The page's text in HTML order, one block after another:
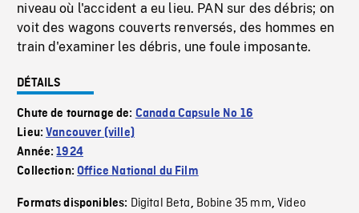
niveau où l'accident a eu lieu. PAN sur des débris; on
voit des wagons couverts renversés, des hommes en
train d'examiner les débris, une foule imposante.
DÉTAILS
Chute de tournage de: Canada Capsule No 16
Lieu:Vancouver (ville)
Année:1924
Collection:Office National du Film
Formats disponibles: Digital Beta, Bobine 35 mm,Video